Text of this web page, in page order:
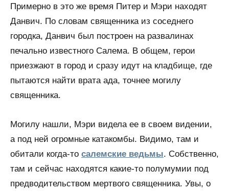
Примерно в это же время Питер и Мэри находят
Данвич. По словам священника из соседнего
городка, Данвич был построен на развалинах
печально известного Салема. В общем, герои
приезжают в город и сразу идут на кладбище, где
пытаются найти врата ада, точнее могилу
священника.
Могилу нашли, Мэри видела ее в своем видении,
а под ней огромные катакомбы. Видимо, там и
обитали когда-то салемские ведьмы. Собственно,
там и сейчас находятся какие-то полумумии под
предводительством мертвого священника. Увы, о